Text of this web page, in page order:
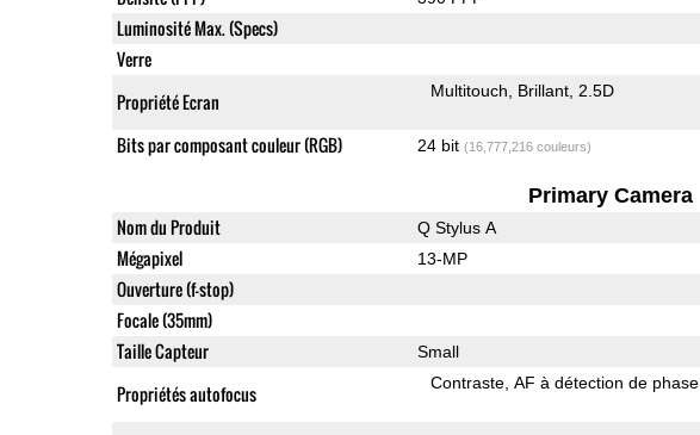
Luminosité Max. (Specs)
Verre
Propriété Ecran Multitouch Brillant 2.5D
Bits par composant couleur (RGB) 24 bit (16,777,216 couleurs)
Primary Camera
Nom du Produit Q Stylus A
Mégapixel 13-MP
Ouverture (f-stop)
Focale (35mm)
Taille Capteur Small
Propriétés autofocus Contraste AF à détection de phase